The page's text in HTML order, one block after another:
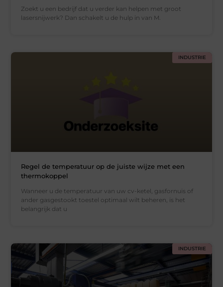
Zoekt u een bedrijf dat u verder kan helpen met groot
lasersnijwerk? Dan schakelt u de hulp in van M.
INDUSTRIE
Regel de temperatuur op de juiste wijze met een
thermokoppel
Wanneer u de temperatuur van uw cv-ketel, gasfornuis of
ander gasgestookt toestel optimaal wilt beheren, is het
belangrijk dat u
INDUSTRIE